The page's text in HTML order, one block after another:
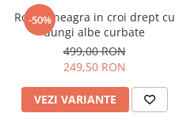
-50%
Rochie neagra in croi drept cu
dungi albe curbate
499,00 RON
249,50 RON
VEZI VARIANTE